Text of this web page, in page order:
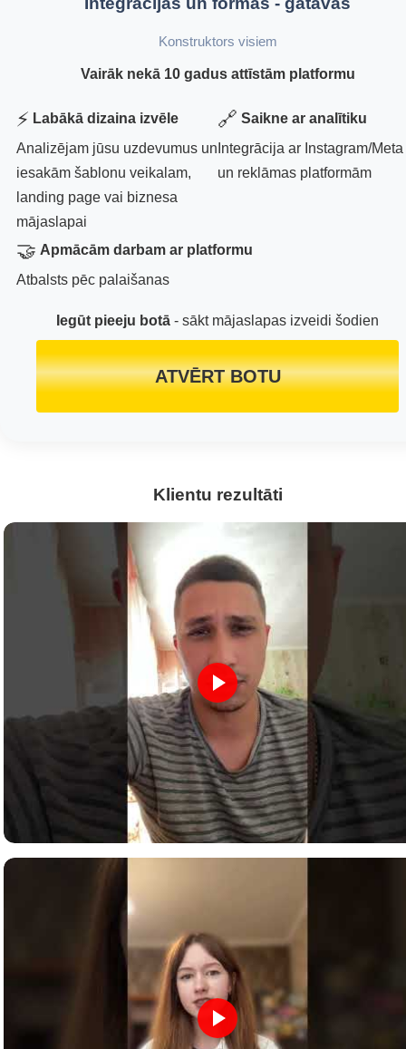
Konstruktors visiem
Vairāk nekā 10 gadus attīstām platformu
⚡ Labākā dizaina izvēle
Analizējam jūsu uzdevumus un
iesakām šablonu veikalam,
landing page vai biznesa
mājaslapai
🔗 Saikne ar analītiku
Integrācija ar Instagram/Meta
un reklāmas platformām
🤝 Apmācām darbam ar platformu
Atbalsts pēc palaišanas
Iegūt pieeju botā - sākt mājaslapas izveidi šodien
ATVĒRT BOTU
Klientu rezultāti